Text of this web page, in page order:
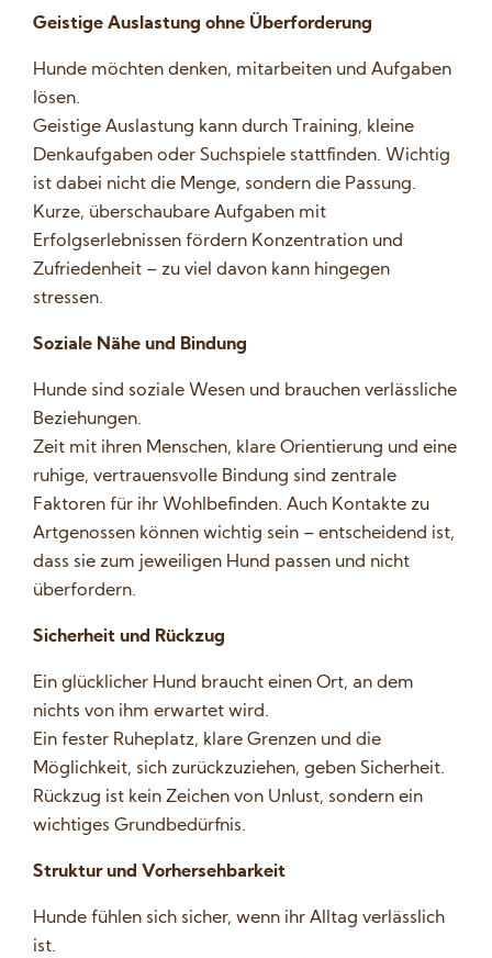
Geistige Auslastung ohne Überforderung
Hunde möchten denken, mitarbeiten und Aufgaben
lösen.
Geistige Auslastung kann durch Training, kleine
Denkaufgaben oder Suchspiele stattfinden. Wichtig
ist dabei nicht die Menge, sondern die Passung.
Kurze, überschaubare Aufgaben mit
Erfolgserlebnissen fördern Konzentration und
Zufriedenheit – zu viel davon kann hingegen
stressen.
Soziale Nähe und Bindung
Hunde sind soziale Wesen und brauchen verlässliche
Beziehungen.
Zeit mit ihren Menschen, klare Orientierung und eine
ruhige, vertrauensvolle Bindung sind zentrale
Faktoren für ihr Wohlbefinden. Auch Kontakte zu
Artgenossen können wichtig sein – entscheidend ist,
dass sie zum jeweiligen Hund passen und nicht
überfordern.
Sicherheit und Rückzug
Ein glücklicher Hund braucht einen Ort, an dem
nichts von ihm erwartet wird.
Ein fester Ruheplatz, klare Grenzen und die
Möglichkeit, sich zurückzuziehen, geben Sicherheit.
Rückzug ist kein Zeichen von Unlust, sondern ein
wichtiges Grundbedürfnis.
Struktur und Vorhersehbarkeit
Hunde fühlen sich sicher, wenn ihr Alltag verlässlich
ist.